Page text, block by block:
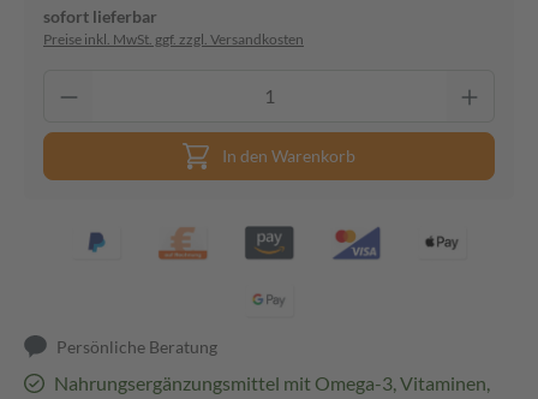
sofort lieferbar
Preise inkl. MwSt. ggf. zzgl. Versandkosten
In den Warenkorb
Persönliche Beratung
Nahrungsergänzungsmittel mit Omega-3, Vitaminen,